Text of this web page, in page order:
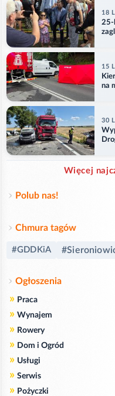
18
25-
15
na
30
Więcej
Polub nas!
Chmura tagów
#GDDKiA
Ogłoszenia
» Praca
» Wynajem
» Rowery
» Dom i Ogród
» Usługi
» Serwis
» Pożyczki